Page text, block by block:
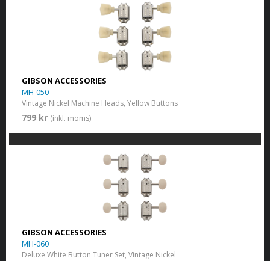
GIBSON ACCESSORIES
MH-050
Vintage Nickel Machine Heads, Yellow Buttons
799 kr (inkl. moms)
GIBSON ACCESSORIES
MH-060
Deluxe White Button Tuner Set, Vintage Nickel